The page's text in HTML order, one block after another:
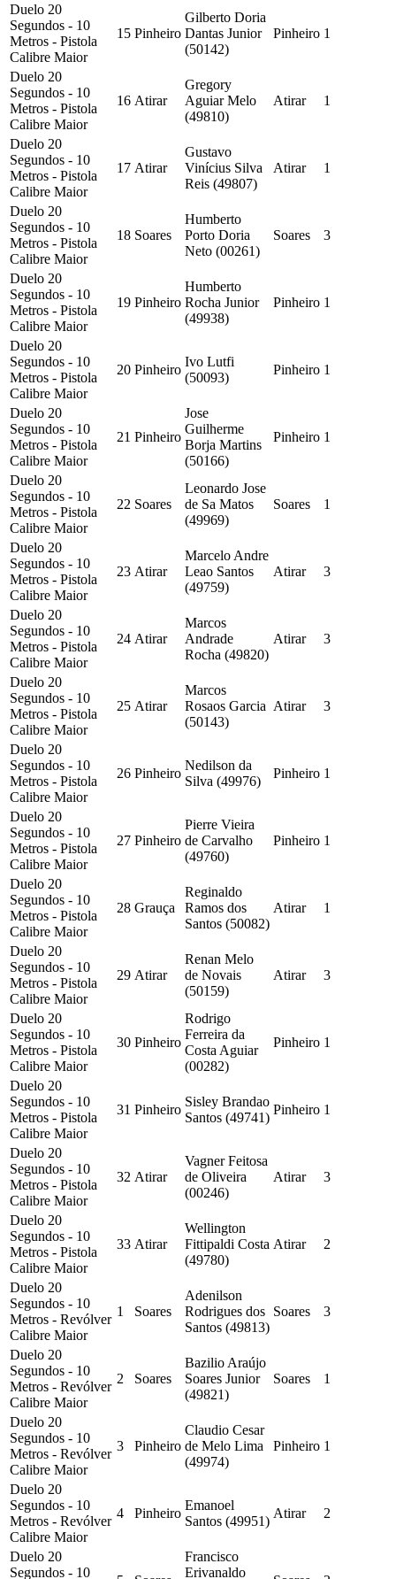
Duelo 20
Segundos - 10
Metros - Pistola
Calibre Maior
15 Pinheiro
Gilberto Doria
Dantas Junior
(50142)
Pinheiro 1
Duelo 20
Segundos - 10
Metros - Pistola
Calibre Maior
16 Atirar
Gregory
Aguiar Melo
(49810)
Atirar 1
Duelo 20
Segundos - 10
Metros - Pistola
Calibre Maior
17 Atirar
Gustavo
Vinícius Silva
Reis (49807)
Atirar 1
Duelo 20
Segundos - 10
Metros - Pistola
Calibre Maior
18 Soares
Humberto
Porto Doria
Neto (00261)
Soares 3
Duelo 20
Segundos - 10
Metros - Pistola
Calibre Maior
19 Pinheiro
Humberto
Rocha Junior
(49938)
Pinheiro 1
Duelo 20
Segundos - 10
Metros - Pistola
Calibre Maior
20 Pinheiro
Ivo Lutfi
(50093)
Pinheiro 1
Duelo 20
Segundos - 10
Metros - Pistola
Calibre Maior
21 Pinheiro
Jose
Guilherme
Borja Martins
(50166)
Pinheiro 1
Duelo 20
Segundos - 10
Metros - Pistola
Calibre Maior
22 Soares
Leonardo Jose
de Sa Matos
(49969)
Soares 1
Duelo 20
Segundos - 10
Metros - Pistola
Calibre Maior
23 Atirar
Marcelo Andre
Leao Santos
(49759)
Atirar 3
Duelo 20
Segundos - 10
Metros - Pistola
Calibre Maior
24 Atirar
Marcos
Andrade
Rocha (49820)
Atirar 3
Duelo 20
Segundos - 10
Metros - Pistola
Calibre Maior
25 Atirar
Marcos
Rosaos Garcia
(50143)
Atirar 3
Duelo 20
Segundos - 10
Metros - Pistola
Calibre Maior
26 Pinheiro
Nedilson da
Silva (49976)
Pinheiro 1
Duelo 20
Segundos - 10
Metros - Pistola
Calibre Maior
27 Pinheiro
Pierre Vieira
de Carvalho
(49760)
Pinheiro 1
Duelo 20
Segundos - 10
Metros - Pistola
Calibre Maior
28 Grauça
Reginaldo
Ramos dos
Santos (50082)
Atirar 1
Duelo 20
Segundos - 10
Metros - Pistola
Calibre Maior
29 Atirar
Renan Melo
de Novais
(50159)
Atirar 3
Duelo 20
Segundos - 10
Metros - Pistola
Calibre Maior
30 Pinheiro
Rodrigo
Ferreira da
Costa Aguiar
(00282)
Pinheiro 1
Duelo 20
Segundos - 10
Metros - Pistola
Calibre Maior
31 Pinheiro
Sisley Brandao
Santos (49741)
Pinheiro 1
Duelo 20
Segundos - 10
Metros - Pistola
Calibre Maior
32 Atirar
Vagner Feitosa
de Oliveira
(00246)
Atirar 3
Duelo 20
Segundos - 10
Metros - Pistola
Calibre Maior
33 Atirar
Wellington
Fittipaldi Costa
(49780)
Atirar 2
Duelo 20
Segundos - 10
Metros - Revólver
Calibre Maior
1 Soares
Adenilson
Rodrigues dos
Santos (49813)
Soares 3
Duelo 20
Segundos - 10
Metros - Revólver
Calibre Maior
2 Soares
Bazilio Araújo
Soares Junior
(49821)
Soares 1
Duelo 20
Segundos - 10
Metros - Revólver
Calibre Maior
3 Pinheiro
Claudio Cesar
de Melo Lima
(49974)
Pinheiro 1
Duelo 20
Segundos - 10
Metros - Revólver
Calibre Maior
4 Pinheiro
Emanoel
Santos (49951)
Atirar 2
Duelo 20
Segundos - 10
Francisco
Erivanaldo